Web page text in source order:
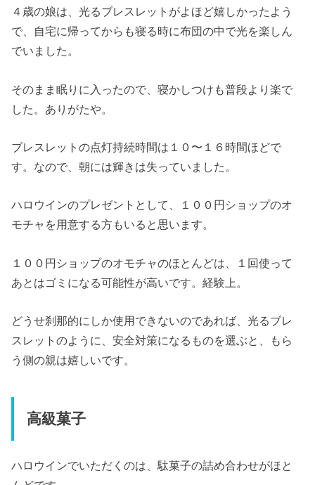
４歳の娘は、光るブレスレットがよほど嬉しかったよう
で、自宅に帰ってからも寝る時に布団の中で光を楽しん
でいました。
そのまま眠りに入ったので、寝かしつけも普段より楽で
した。ありがたや。
ブレスレットの点灯持続時間は１０〜１６時間ほどで
す。なので、朝には輝きは失っていました。
ハロウインのプレゼントとして、１００円ショップのオ
モチャを用意する方もいると思います。
１００円ショップのオモチャのほとんどは、１回使って
あとはゴミになる可能性が高いです。経験上。
どうせ刹那的にしか使用できないのであれば、光るブレ
スレットのように、安全対策になるものを選ぶと、もら
う側の親は嬉しいです。
高級菓子
ハロウインでいただくのは、駄菓子の詰め合わせがほと